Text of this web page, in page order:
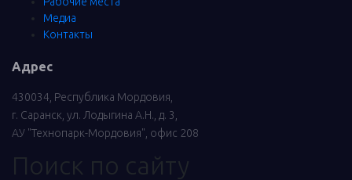
Медиа
Контакты
Адрес
430034, Республика Мордовия,
г. Саранск, ул. Лодыгина А.Н., д. 3,
АУ "Технопарк-Мордовия", офис 208
Поиск по сайту